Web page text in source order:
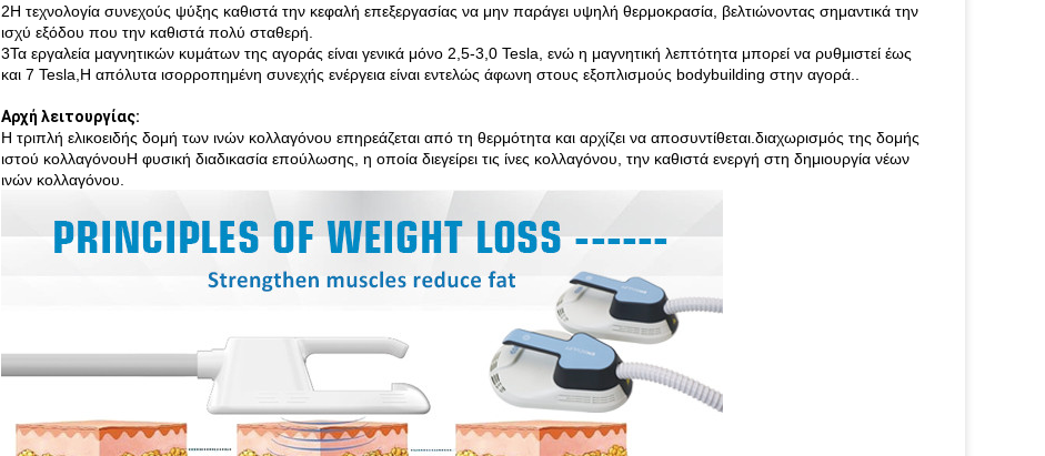
2Η τεχνολογία συνεχούς ψύξης καθιστά την κεφαλή επεξεργασίας να μην παράγει υψηλή θερμοκρασία, βελτιώνοντας σημαντικά την
ισχύ εξόδου που την καθιστά πολύ σταθερή.
3Τα εργαλεία μαγνητικών κυμάτων της αγοράς είναι γενικά μόνο 2,5-3,0 Tesla, ενώ η μαγνητική λεπτότητα μπορεί να ρυθμιστεί έως
και 7 Tesla,Η απόλυτα ισορροπημένη συνεχής ενέργεια είναι εντελώς άφωνη στους εξοπλισμούς bodybuilding στην αγορά..
Αρχή λειτουργίας:
Η τριπλή ελικοειδής δομή των ινών κολλαγόνου επηρεάζεται από τη θερμότητα και αρχίζει να αποσυντίθεται.διαχωρισμός της δομής
ιστού κολλαγόνουΗ φυσική διαδικασία επούλωσης, η οποία διεγείρει τις ίνες κολλαγόνου, την καθιστά ενεργή στη δημιουργία νέων
ινών κολλαγόνου.